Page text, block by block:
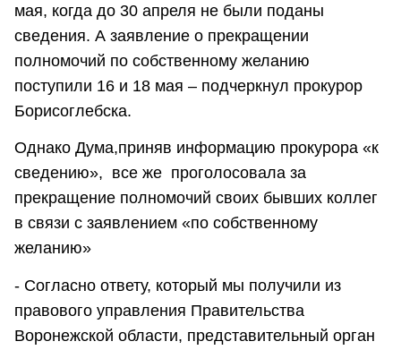
мая, когда до 30 апреля не были поданы
сведения. А заявление о прекращении
полномочий по собственному желанию
поступили 16 и 18 мая – подчеркнул прокурор
Борисоглебска.
Однако Дума,приняв информацию прокурора «к
сведению», все же проголосовала за
прекращение полномочий своих бывших коллег
в связи с заявлением «по собственному
желанию»
- Согласно ответу, который мы получили из
правового управления Правительства
Воронежской области, представительный орган